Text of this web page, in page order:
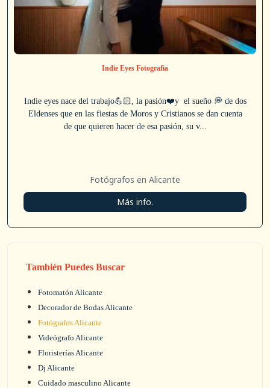
Indie Eyes Fotografia
Indie eyes nace del trabajo💪🏻, la pasión❤️y el sueño 💭 de dos
Eldenses que en las fiestas de Moros y Cristianos se dan cuenta
de que quieren hacer de esa pasión, su v...
Fotógrafos en Alicante
Más info.
También Puedes Buscar
Fotomatón Alicante
Decorador de Bodas Alicante
Fotógrafos Alicante
Videógrafo Alicante
Floristerías Alicante
Dj Alicante
Cuidado masculino Alicante